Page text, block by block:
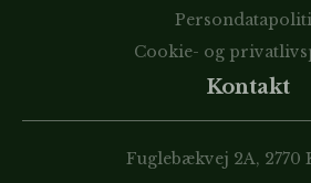
Cookie- og
Kontakt
Fuglebækvej 2A, 2770